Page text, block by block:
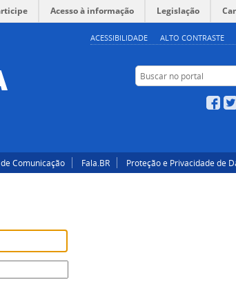
ACESSIBILIDADE ALTO CONTRASTE
Acesso à informação Legislação
Buscar no portal
Comunicação Fala.BR Proteção e Privacidade de